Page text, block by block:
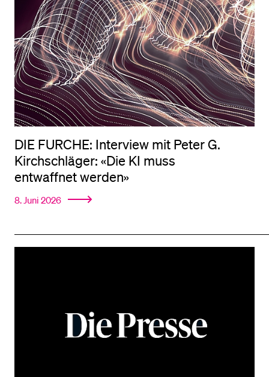
DIE FURCHE: Interview mit Peter G.
Kirchschläger: «Die KI muss
entwaffnet werden»
8. Juni 2026